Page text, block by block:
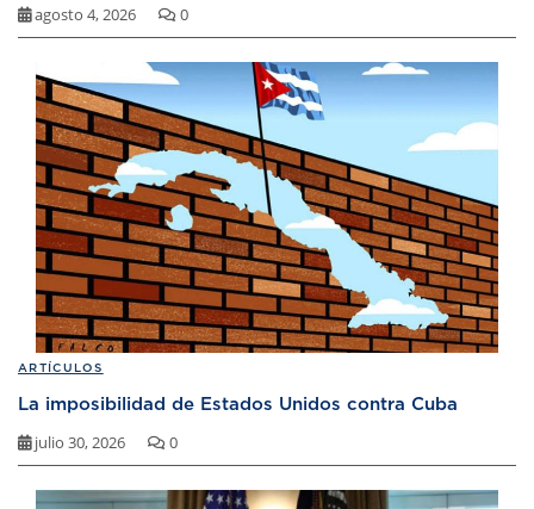
agosto 4, 2026 0
ARTÍCULOS
La imposibilidad de Estados Unidos contra Cuba
julio 30, 2026 0